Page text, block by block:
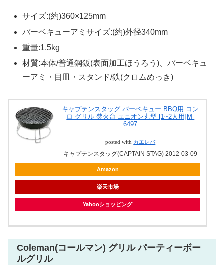
サイズ:(約)360×125mm
バーベキューアミサイズ:(約)外径340mm
重量:1.5kg
材質:本体/普通鋼鈑(表面加工ほうろう)、バーベキュ
ーアミ・目皿・スタンド/鉄(クロムめっき)
キャプテンスタッグ バーベキュー BBQ用 コン
ロ グリル 焚火台 ユニオン丸型 [1~2人用]M-
6497
posted with カエレバ
キャプテンスタッグ(CAPTAIN STAG) 2012-03-09
Amazon
楽天市場
Yahooショッピング
Coleman(コールマン) グリル パーティーボー
ルグリル